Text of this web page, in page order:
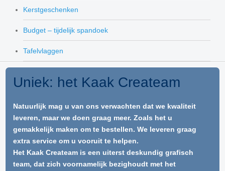
Kerstgeschenken
Budget – tijdelijk spandoek
Tafelvlaggen
Uniek: het Kaak Createam
Natuurlijk mag u van ons verwachten dat we kwaliteit
leveren, maar we doen graag meer. Zoals het u
gemakkelijk maken om te bestellen. We leveren graag
extra service om u vooruit te helpen.
Het Kaak Createam is een uiterst deskundig grafisch
team, dat zich voornamelijk bezighoudt met het